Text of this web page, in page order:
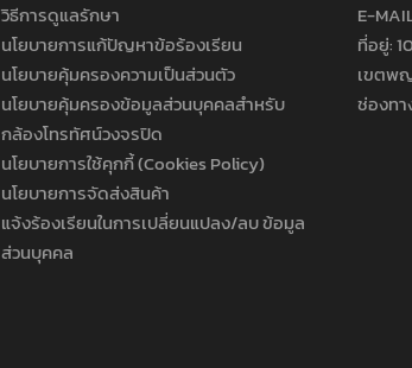
วิธีการดูแลรักษา
นโยบายการแก้ปัญหาข้อร้องเรียน
นโยบายคุ้มครองความเป็นส่วนตัว
นโยบายคุ้มครองข้อมูลส่วนบุคคลสำหรับ
กล้องโทรทัศน์วงจรปิด
นโยบายการใช้คุกกี้ (Cookies Policy)
นโยบายการจัดส่งสินค้า
แจ้งร้องเรียนในการเปลี่ยนแปลง/ลบ ข้อมูล
ส่วนบุคคล
E-
ที่อยู่:
เขตพ
ช่องท